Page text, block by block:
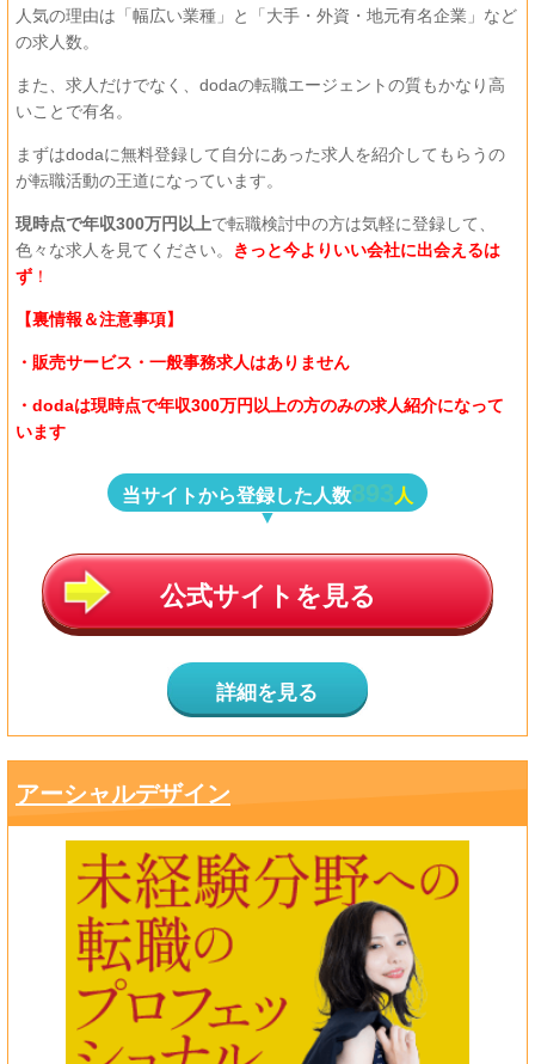
人気の理由は「幅広い業種」と「大手・外資・地元有名企業」など
の求人数。
また、求人だけでなく、dodaの転職エージェントの質もかなり高
いことで有名。
まずはdodaに無料登録して自分にあった求人を紹介してもらうの
が転職活動の王道になっています。
現時点で年収300万円以上で転職検討中の方は気軽に登録して、
色々な求人を見てください。
きっと今よりいい会社に出会えるは
ず ！
【裏情報＆注意事項】
・販売サービス・一般事務求人はありません
・dodaは現時点で年収300万円以上の方のみの求人紹介になって
います
当サイトから登録した人数893 人
公式サイトを見る
詳細を見る
アーシャルデザイン